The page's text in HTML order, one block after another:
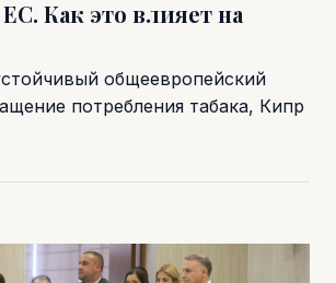
Как это влияет на
общеевропейский
потребления табака, Кипр